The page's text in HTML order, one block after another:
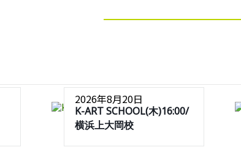
2026年8月20日
K-ART SCHOOL(木)16:00/
横浜上大岡校